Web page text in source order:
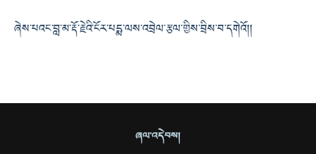
ཞེས་པའང་བླ་མ་རྡོ་རྗེའི་ངོར་པདྨ་ལས་འབྲེལ་རྩལ་གྱིས་བྲིས་བ་དགེའོ།།
ཞལ་འདེབས།